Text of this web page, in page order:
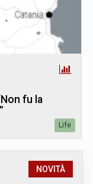
fu la
Life
NOVITÀ